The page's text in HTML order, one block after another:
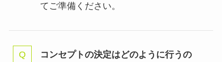
てご準備ください。
コンセプトの決定はどのように行うの